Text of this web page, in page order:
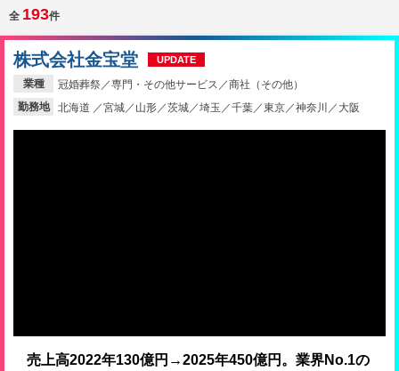
イベントを探す スカウト お知らせ
就活ノウハウ・サポート
全 193件
業種
冠婚葬祭／専門・その他サービス／商社（その他）
勤務地
北海道 ／宮城／山形／茨城／埼玉／千葉／東京／神奈川／大阪
株式会社金宝堂 UPDATE
売上高2022年130億円→2025年450億円。業界No.1の